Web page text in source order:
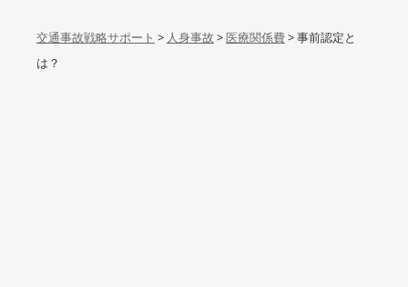
交通事故戦略サポート > 人身事故 >医療関係費>事前認定と
は？